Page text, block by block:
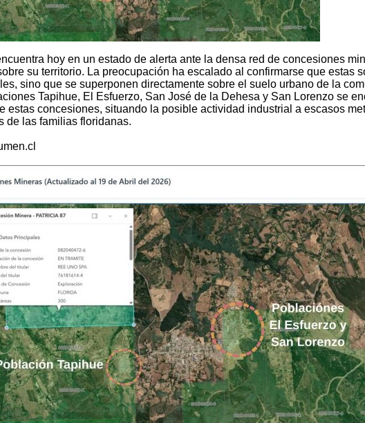
hoy en un estado de alerta ante la densa red de concesiones
su territorio. La preocupación ha escalado al confirmarse que estas
sino que se superponen directamente sobre el suelo urbano de la
Tapihue, El Esfuerzo, San José de la Dehesa y San Lorenzo se
estas concesiones, situando la posible actividad industrial a escasos
de las familias floridanas.